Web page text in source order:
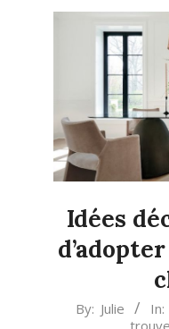
LIVING
Idées
2023-
By: Julie In: